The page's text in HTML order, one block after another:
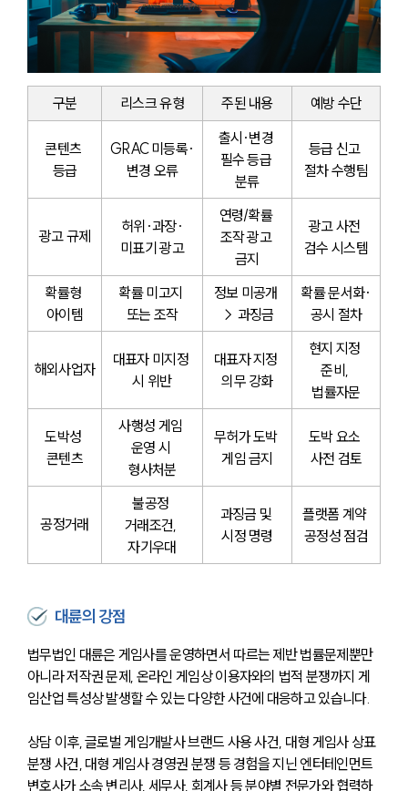
구분 리스크 유형 주된 내용 예방 수단
콘텐츠
등급
GRAC 미등록·
변경 오류
출시·변경
필수 등급
분류
등급 신고
절차 수행팀
광고 규제
허위·과장·
미표기 광고
연령/확률
조작 광고
금지
광고 사전
검수 시스템
확률형
아이템
확률 미고지
또는 조작
정보 미공개
→ 과징금
확률 문서화·
공시 절차
해외사업자
대표자 미지정
시 위반
대표자 지정
의무 강화
현지 지정
준비,
법률자문
도박성
콘텐츠
사행성 게임
운영 시
형사처분
무허가 도박
게임 금지
도박 요소
사전 검토
공정거래
불공정
거래조건,
자기우대
과징금 및
시정 명령
플랫폼 계약
공정성 점검
대륜의 강점
법무법인 대륜은 게임사를 운영하면서 따르는 제반 법률문제뿐만
아니라 저작권 문제, 온라인 게임상 이용자와의 법적 분쟁까지 게
임산업 특성상 발생할 수 있는 다양한 사건에 대응하고 있습니다.
상담 이후, 글로벌 게임개발사 브랜드 사용 사건, 대형 게임사 상표
분쟁 사건, 대형 게임사 경영권 분쟁 등 경험을 지닌 엔터테인먼트
변호사가 소속 변리사, 세무사, 회계사 등 분야별 전문가와 협력하